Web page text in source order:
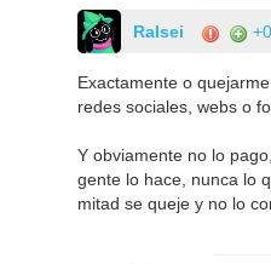
Ralsei +0
Exactamente o
redes sociales, webs o
Y obviamente no lo
gente lo hace, nunca lo
mitad se queje y no lo